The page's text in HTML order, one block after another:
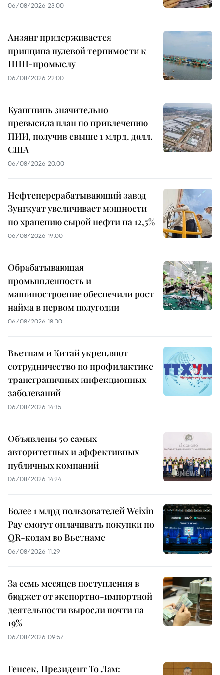
06/08/2026 23:00
Анзянг придерживается
принципа нулевой терпимости к
ННН-промыслу
06/08/2026 22:00
Куангнинь значительно
превысила план по привлечению
ПИИ, получив свыше 1 млрд. долл.
США
06/08/2026 20:00
Нефтеперерабатывающий завод
Зунгкуат увеличивает мощности
по хранению сырой нефти на 12,5%
06/08/2026 19:00
Обрабатывающая
промышленность и
машиностроение обеспечили рост
найма в первом полугодии
06/08/2026 18:00
Вьетнам и Китай укрепляют
сотрудничество по профилактике
трансграничных инфекционных
заболеваний
06/08/2026 14:35
Объявлены 50 самых
авторитетных и эффективных
публичных компаний
06/08/2026 14:24
Более 1 млрд пользователей Weixin
Pay смогут оплачивать покупки по
QR-кодам во Вьетнаме
06/08/2026 11:29
За семь месяцев поступления в
бюджет от экспортно-импортной
деятельности выросли почти на
19%
06/08/2026 09:57
Генсек, Президент То Лам: